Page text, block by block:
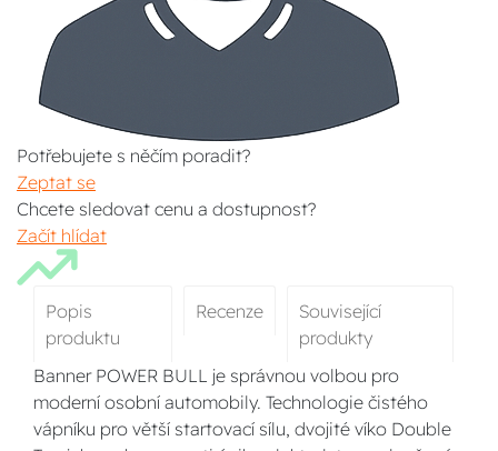
Potřebujete s něčím poradit?
Zeptat se
Chcete sledovat cenu a dostupnost?
Začít hlídat
Popis
produktu
Recenze
Související
produkty
Banner POWER BULL je správnou volbou pro
moderní osobní automobily. Technologie čistého
vápníku pro větší startovací sílu, dvojité víko Double